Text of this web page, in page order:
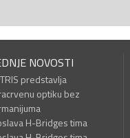
NOVOSTI
predstavlja
optiku bez
H-Bridges tima